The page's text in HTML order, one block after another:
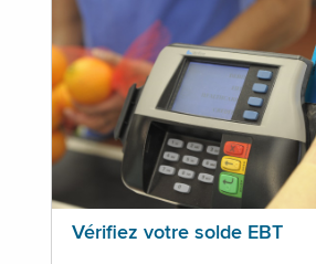
Vérifiez votre solde EBT